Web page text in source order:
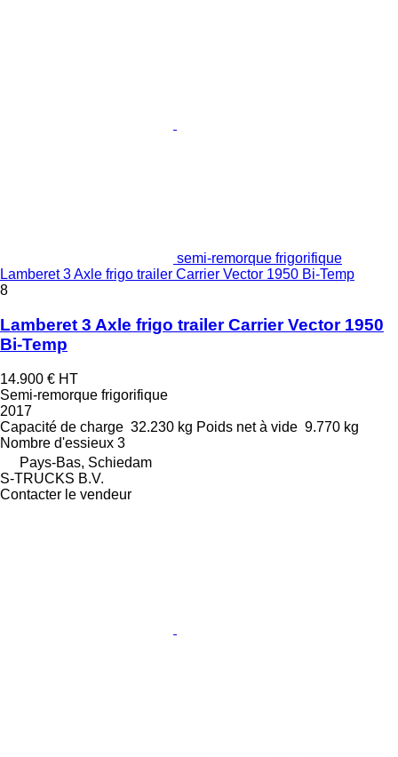
semi-remorque frigorifique
Lamberet 3 Axle frigo trailer Carrier Vector 1950 Bi-Temp
8
Lamberet 3 Axle frigo trailer Carrier Vector 1950
Bi-Temp
14.900 € HT
Semi-remorque frigorifique
2017
Capacité de charge 32.230 kg Poids net à vide 9.770 kg
Nombre d'essieux 3
Pays-Bas, Schiedam
S-TRUCKS B.V.
Contacter le vendeur